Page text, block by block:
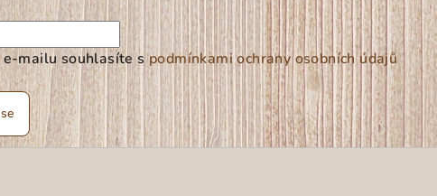
e-mailu souhlasíte spodmínkami ochrany osobních údajů